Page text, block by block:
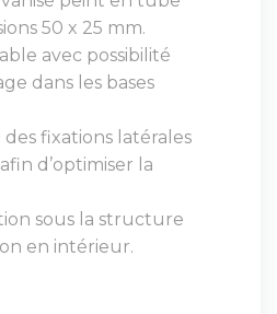
50 x 25 mm.
avec possibilité
dans les bases
fixations latérales
d’optimiser la
sous la structure
en intérieur.